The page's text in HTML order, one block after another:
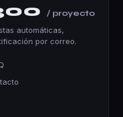
/ proyecto
automáticas,
por correo.